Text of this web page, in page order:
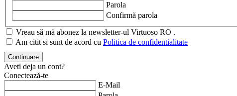
Parola
Confirmă parola
Vreau să mă abonez la newsletter-ul Virtuoso RO .
Am citit si sunt de acord cu Politica de confidentialitate
Aveti deja un cont?
Conectează-te
E-Mail